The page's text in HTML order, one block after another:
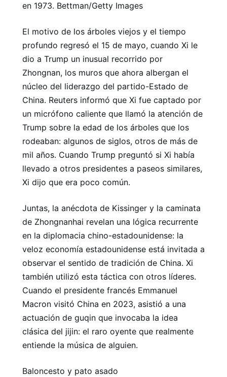
en 1973. Bettman/Getty Images
El motivo de los árboles viejos y el tiempo
profundo regresó el 15 de mayo, cuando Xi le
dio a Trump un inusual recorrido por
Zhongnan, los muros que ahora albergan el
núcleo del liderazgo del partido-Estado de
China. Reuters informó que Xi fue captado por
un micrófono caliente que llamó la atención de
Trump sobre la edad de los árboles que los
rodeaban: algunos de siglos, otros de más de
mil años. Cuando Trump preguntó si Xi había
llevado a otros presidentes a paseos similares,
Xi dijo que era poco común.
Juntas, la anécdota de Kissinger y la caminata
de Zhongnanhai revelan una lógica recurrente
en la diplomacia chino-estadounidense: la
veloz economía estadounidense está invitada a
observar el sentido de tradición de China. Xi
también utilizó esta táctica con otros líderes.
Cuando el presidente francés Emmanuel
Macron visitó China en 2023, asistió a una
actuación de guqin que invocaba la idea
clásica del jijin: el raro oyente que realmente
entiende la música de alguien.
Baloncesto y pato asado